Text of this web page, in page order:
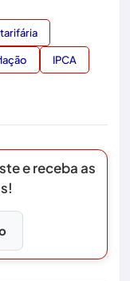
IPCA
e receba as